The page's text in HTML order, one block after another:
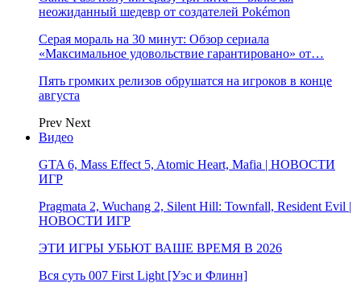
неожиданный шедевр от создателей Pokémon
Серая мораль на 30 минут: Обзор сериала
«Максимальное удовольствие гарантировано» от…
Пять громких релизов обрушатся на игроков в конце
августа
Prev Next
Видео
GTA 6, Mass Effect 5, Atomic Heart, Mafia | НОВОСТИ
ИГР
Pragmata 2, Wuchang 2, Silent Hill: Townfall, Resident Evil |
НОВОСТИ ИГР
ЭТИ ИГРЫ УБЬЮТ ВАШЕ ВРЕМЯ В 2026
Вся суть 007 First Light [Уэс и Флинн]